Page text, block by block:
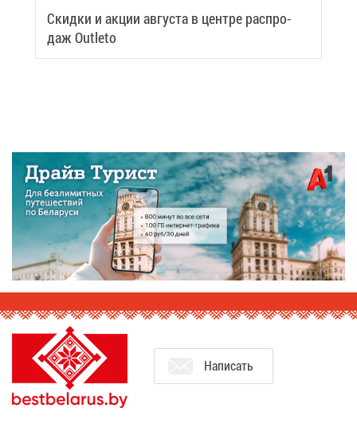
Скид­ки и ак­ции ав­гу­ста в цен­тре рас­про­
даж Outleto
На­пи­сать